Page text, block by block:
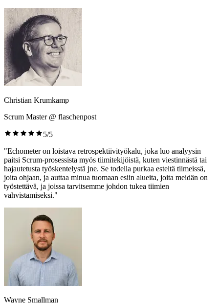
Christian Krumkamp
Scrum Master @ flaschenpost
5/5
"Echometer on loistava retrospektiivityökalu, joka luo analyysin
paitsi Scrum-prosessista myös tiimitekijöistä, kuten viestinnästä tai
hajautetusta työskentelystä jne. Se todella purkaa esteitä tiimeissä,
joita ohjaan, ja auttaa minua tuomaan esiin alueita, joita meidän on
työstettävä, ja joissa tarvitsemme johdon tukea tiimien
vahvistamiseksi."
Wayne Smallman